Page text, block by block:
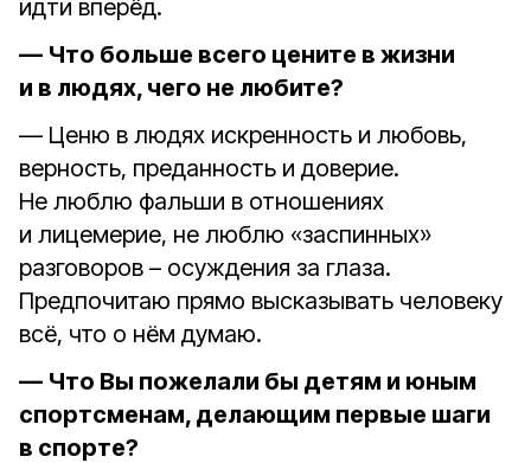
идти вперёд.
— Что больше всего цените в жизни
и в людях, чего не любите?
— Ценю в людях искренность и любовь,
верность, преданность и доверие.
Не люблю фальши в отношениях
и лицемерие, не люблю «заспинных»
разговоров – осуждения за глаза.
Предпочитаю прямо высказывать человеку
всё, что о нём думаю.
— Что Вы пожелали бы детям и юным
спортсменам, делающим первые шаги
в спорте?